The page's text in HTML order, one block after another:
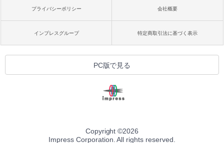
プライバシーポリシー 会社概要
インプレスグループ 特定商取引法に基づく表示
PC版で見る
Copyright ©2026
Impress Corporation. All rights reserved.